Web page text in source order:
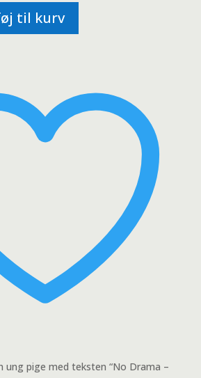
til kurv
ung pige med teksten “No Drama –